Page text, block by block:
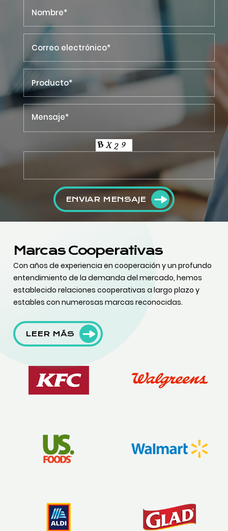
ENVIAR MENSAJE
Marcas Cooperativas
Con años de experiencia en cooperación y un profundo
entendimiento de la demanda del mercado, hemos
establecido relaciones cooperativas a largo plazo y
estables con numerosas marcas reconocidas.
LEER MÁS